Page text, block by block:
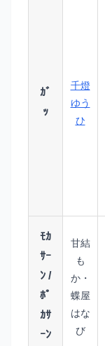
ｶﾞ
ｯ
千燈
ゆう
ひ
ﾓｶ
ｻｰ
ﾝ /
ﾎﾟ
ｶｻ
ｰﾝ
甘結
も
か・
蝶屋
はな
び